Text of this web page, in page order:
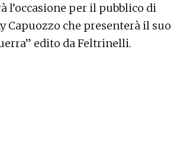
l’occasione per il pubblico di
Capuozzo che presenterà il suo
edito da Feltrinelli.